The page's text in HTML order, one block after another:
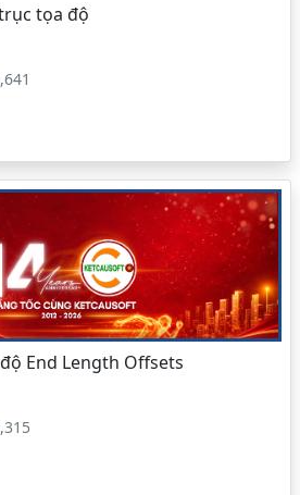
tọa độ
End Length Offsets